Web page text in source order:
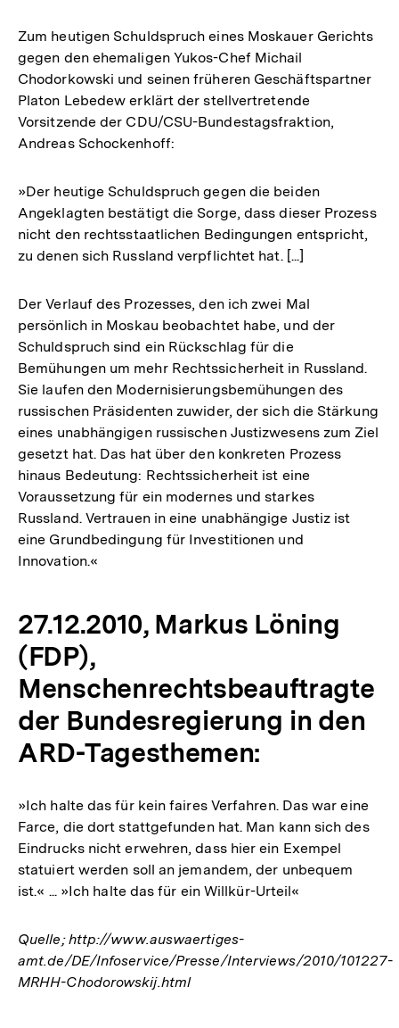
Zum heutigen Schuldspruch eines Moskauer Gerichts
gegen den ehemaligen Yukos-Chef Michail
Chodorkowski und seinen früheren Geschäftspartner
Platon Lebedew erklärt der stellvertretende
Vorsitzende der CDU/CSU-Bundestagsfraktion,
Andreas Schockenhoff:
»Der heutige Schuldspruch gegen die beiden
Angeklagten bestätigt die Sorge, dass dieser Prozess
nicht den rechtsstaatlichen Bedingungen entspricht,
zu denen sich Russland verpflichtet hat. [...]
Der Verlauf des Prozesses, den ich zwei Mal
persönlich in Moskau beobachtet habe, und der
Schuldspruch sind ein Rückschlag für die
Bemühungen um mehr Rechtssicherheit in Russland.
Sie laufen den Modernisierungsbemühungen des
russischen Präsidenten zuwider, der sich die Stärkung
eines unabhängigen russischen Justizwesens zum Ziel
gesetzt hat. Das hat über den konkreten Prozess
hinaus Bedeutung: Rechtssicherheit ist eine
Voraussetzung für ein modernes und starkes
Russland. Vertrauen in eine unabhängige Justiz ist
eine Grundbedingung für Investitionen und
Innovation.«
27.12.2010, Markus Löning
(FDP),
Menschenrechtsbeauftragte
der Bundesregierung in den
ARD-Tagesthemen:
»Ich halte das für kein faires Verfahren. Das war eine
Farce, die dort stattgefunden hat. Man kann sich des
Eindrucks nicht erwehren, dass hier ein Exempel
statuiert werden soll an jemandem, der unbequem
ist.« ... »Ich halte das für ein Willkür-Urteil«
Quelle; http://www.auswaertiges-
amt.de/DE/Infoservice/Presse/Interviews/2010/101227-
MRHH-Chodorowskij.html